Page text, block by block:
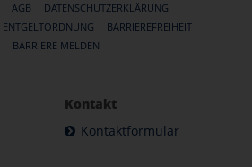
AGB
DATENSCHUTZERKLÄRUNG
BARRIEREFREIHEIT
BARRIERE MELDEN
Kontakt
Kontaktformular